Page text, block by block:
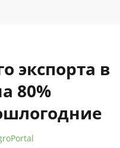
экспорта в
80%